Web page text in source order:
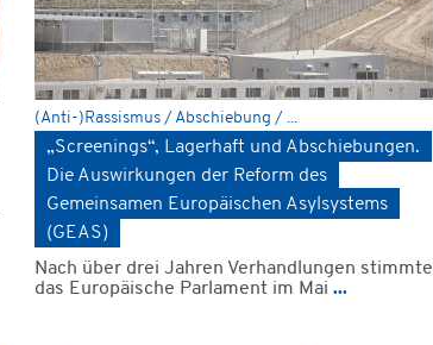
(Anti-)Rassismus / Abschiebung / ...
„Screenings“, Lagerhaft und Abschiebungen.
Die Auswirkungen der Reform des
Gemeinsamen Europäischen Asylsystems
(GEAS)
Nach über drei Jahren Verhandlungen stimmte
das Europäische Parlament im Mai ...